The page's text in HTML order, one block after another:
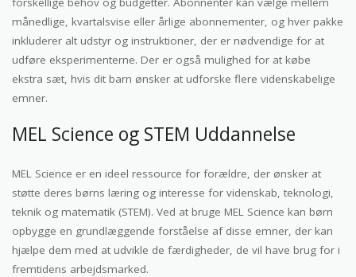
månedlige, kvartalsvise eller årlige abonnementer, og hver pakke
inkluderer alt udstyr og instruktioner, der er nødvendige for at
udføre eksperimenterne. Der er også mulighed for at købe
ekstra sæt, hvis dit barn ønsker at udforske flere videnskabelige
emner.
MEL Science og STEM Uddannelse
MEL Science er en ideel ressource for forældre, der ønsker at
støtte deres børns læring og interesse for videnskab, teknologi,
teknik og matematik (STEM). Ved at bruge MEL Science kan børn
opbygge en grundlæggende forståelse af disse emner, der kan
hjælpe dem med at udvikle de færdigheder, de vil have brug for i
fremtidens arbejdsmarked.